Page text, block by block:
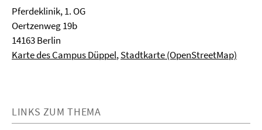
Pferdeklinik, 1. OG
Oertzenweg 19b
14163 Berlin
Karte des Campus Düppel,Stadtkarte (OpenStreetMap)
LINKS ZUM THEMA